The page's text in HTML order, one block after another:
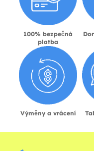
100% bezpečná
platba
Výměny a vrácení